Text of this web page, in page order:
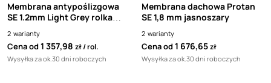
Membrana antypoślizgowa
SE 1.2mm Light Grey rolka
2 warianty
Cena od1 357,98 zł rol.
Wysyłka za ok.30 dni roboczych
Membrana dachowa Protan
SE 1,8 mm jasnoszary
2 warianty
Cena od1 676,65zł
Wysyłka za ok.30 dni roboczych